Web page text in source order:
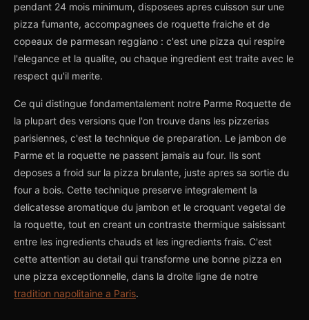
pendant 24 mois minimum, disposees apres cuisson sur une
pizza fumante, accompagnees de roquette fraiche et de
copeaux de parmesan reggiano : c'est une pizza qui respire
l'elegance et la qualite, ou chaque ingredient est traite avec le
respect qu'il merite.
Ce qui distingue fondamentalement notre Parme Roquette de
la plupart des versions que l'on trouve dans les pizzerias
parisiennes, c'est la technique de preparation. Le jambon de
Parme et la roquette ne passent jamais au four. Ils sont
deposes a froid sur la pizza brulante, juste apres sa sortie du
four a bois. Cette technique preserve integralement la
delicatesse aromatique du jambon et le croquant vegetal de
la roquette, tout en creant un contraste thermique saisissant
entre les ingredients chauds et les ingredients frais. C'est
cette attention au detail qui transforme une bonne pizza en
une pizza exceptionnelle, dans la droite ligne de notre
tradition napolitaine a Paris.